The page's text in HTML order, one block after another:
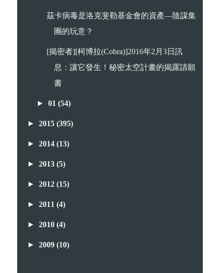
茲卡病毒是洛克斐勒基金會的資產—陰謀集
團的玩意？
[揭密者][柯博拉(Cobra)]2016年2月3日訊
息：讓它發生！秘密太空計畫的揭露請願
書
►01(54)
► 2015 (395)
► 2014 (13)
► 2013 (5)
► 2012 (15)
► 2011 (4)
► 2010 (4)
► 2009 (10)